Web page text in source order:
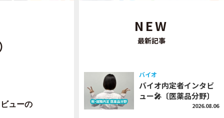
NEW
最新記事
バイオ
バイオ内定者インタビ
ュー🎤〔医薬品分野〕
2026.08.06
ューの